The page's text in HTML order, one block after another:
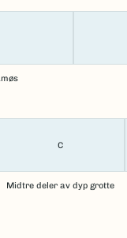
C
Midtre deler av dyp grotte